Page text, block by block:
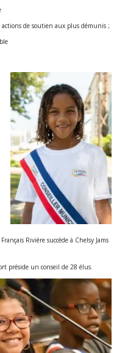
de soutien aux plus démunis ;
Rivière succède à Chelsy Jams
préside un conseil de 28 élus.